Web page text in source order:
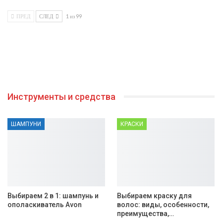
ПРЕД СЛЕД 1 из 99
Инструменты и средства
ШАМПУНИ
Выбираем 2 в 1: шампунь и
ополаскиватель Avon
КРАСКИ
Выбираем краску для
волос: виды, особенности,
преимущества,…